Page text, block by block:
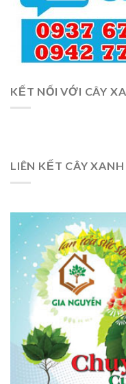
KẾT NỐI VỚI CÂY
LIÊN KẾT CÂY